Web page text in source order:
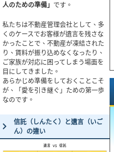
人のための準備」 です。
私たちは不動産管理会社として、多
くのケースでお客様が遺言を残さな
かったことで、不動産が凍結された
り、賃料が振り込めなくなったり、
ご家族が対応に困ってしまう場面を
目にしてきました。
あらかじめ準備をしておくことこそ
が、「愛を引き継ぐ」ための第一歩
なのです。
信託（しんたく）と遺言（いご
ん）の違い